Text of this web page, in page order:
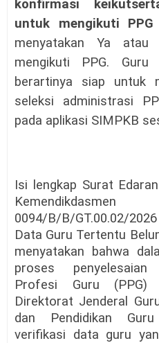
konfirmasi
untuk mengikuti PPG
menyatakan Ya
mengikuti PPG. Guru
berartinya siap untuk
seleksi administrasi
pada aplikasi SIMPKB
Isi lengkap Surat
0094/B/B/GT.00.02/
Data Guru Tertentu
menyatakan bahwa
proses
Profesi Guru (PPG)
Direktorat Jenderal
dan Pendidikan
verifikasi data guru